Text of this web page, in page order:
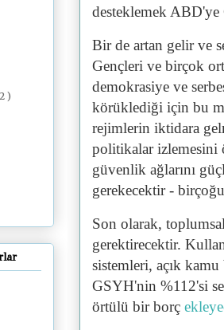
desteklemek
Bir de artan gelir ve
Gençleri ve birçok
demokrasiye ve
körüklediği için bu
rejimlerin iktidara
politikalar izlemesini
güvenlik ağlarını
gerekecektir -
Son olarak,
gerektirecektir.
sistemleri, açık
GSYH'nin %112'si
örtülü bir borç
)